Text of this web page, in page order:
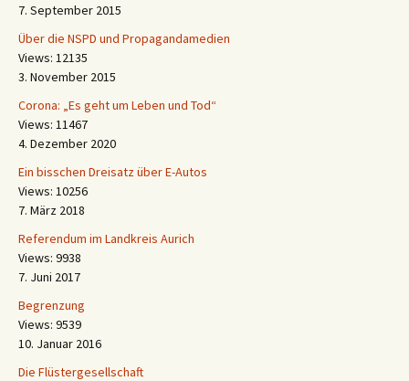
7. September 2015
Über die NSPD und Propagandamedien
Views: 12135
3. November 2015
Corona: „Es geht um Leben und Tod“
Views: 11467
4. Dezember 2020
Ein bisschen Dreisatz über E-Autos
Views: 10256
7. März 2018
Referendum im Landkreis Aurich
Views: 9938
7. Juni 2017
Begrenzung
Views: 9539
10. Januar 2016
Die Flüstergesellschaft